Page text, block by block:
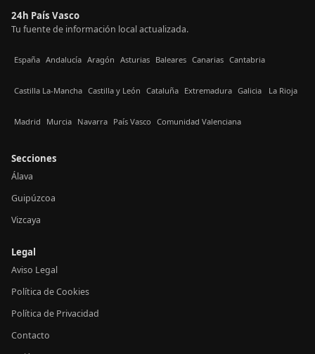
24h País Vasco
Tu fuente de información local actualizada.
España Andalucía Aragón Asturias Baleares Canarias Cantabria
Castilla La-Mancha Castilla y León Cataluña Extremadura Galicia La Rioja
Madrid Murcia Navarra País Vasco Comunidad Valenciana
Secciones
Álava
Guipúzcoa
Vizcaya
Legal
Aviso Legal
Política de Cookies
Política de Privacidad
Contacto